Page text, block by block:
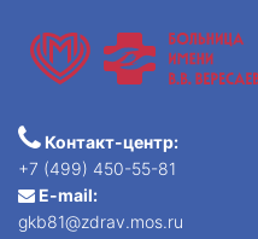
Контакт-центр:
+7 (499) 450-55-81
E-mail:
gkb81@zdrav.mos.ru